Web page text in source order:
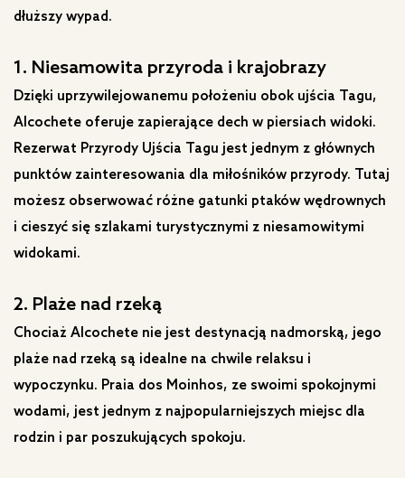
dłuższy wypad.
1. Niesamowita przyroda i krajobrazy
Dzięki uprzywilejowanemu położeniu obok ujścia Tagu,
Alcochete oferuje zapierające dech w piersiach widoki.
Rezerwat Przyrody Ujścia Tagu jest jednym z głównych
punktów zainteresowania dla miłośników przyrody. Tutaj
możesz obserwować różne gatunki ptaków wędrownych
i cieszyć się szlakami turystycznymi z niesamowitymi
widokami.
2. Plaże nad rzeką
Chociaż Alcochete nie jest destynacją nadmorską, jego
plaże nad rzeką są idealne na chwile relaksu i
wypoczynku. Praia dos Moinhos, ze swoimi spokojnymi
wodami, jest jednym z najpopularniejszych miejsc dla
rodzin i par poszukujących spokoju.